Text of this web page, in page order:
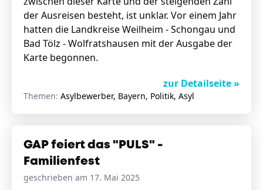
der Ausreisen besteht, ist unklar. Vor einem Jahr
hatten die Landkreise Weilheim - Schongau und
Bad Tölz - Wolfratshausen mit der Ausgabe der
Karte begonnen.
zur Detailseite »
Themen: Asylbewerber, Bayern, Politik, Asyl
GAP feiert das "PULS" -
Familienfest
geschrieben am 17. Mai 2025